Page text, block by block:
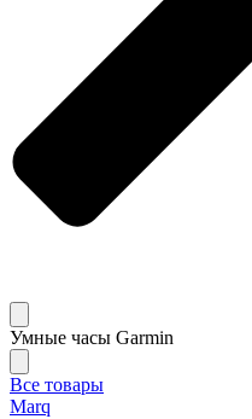
Умные часы Garmin
Все товары
Marq